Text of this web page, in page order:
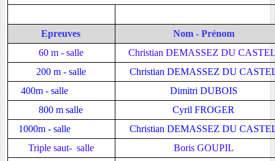
Epreuves
Nom - Prénom
60 m - salle
Christian DEMASSEZ DU
200 m - salle
Christian DEMASSEZ DU
400m - salle
Dimitri DUBOIS
800 m salle
Cyril FROGER
1000m - salle
Christian DEMASSEZ DU
Triple saut- salle
Boris GOUPIL